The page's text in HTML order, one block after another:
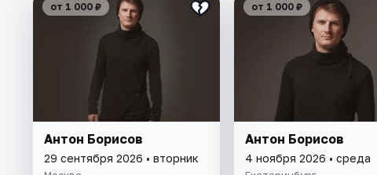
от 1 000 ₽
Антон Борисов
29 сентября 2026 • вторник
от 1 000 ₽
Антон Борисов
4 ноября 2026 • среда